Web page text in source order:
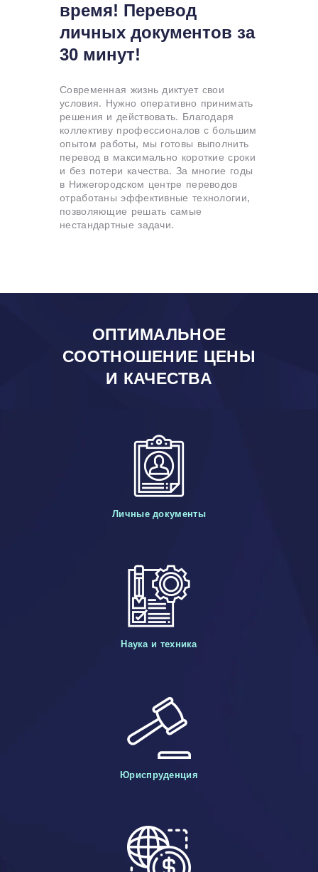
время! Перевод
личных документов за
30 минут!
Современная жизнь диктует свои
условия. Нужно оперативно принимать
решения и действовать. Благодаря
коллективу профессионалов с большим
опытом работы, мы готовы выполнить
перевод в максимально короткие сроки
и без потери качества. За многие годы
в Нижегородском центре переводов
отработаны эффективные технологии,
позволяющие решать самые
нестандартные задачи.
ОПТИМАЛЬНОЕ
СООТНОШЕНИЕ ЦЕНЫ
И КАЧЕСТВА
Личные документы
Наука и техника
Юриспруденция